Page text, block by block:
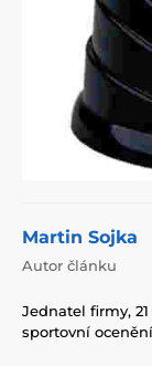
Martin Sojka
Autor článku
Jednatel firmy,
sportovní